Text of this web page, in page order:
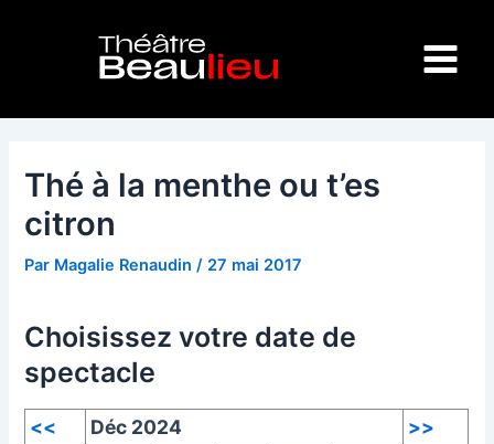
Menu
Thé à la menthe ou t’es
citron
Par Magalie Renaudin/ 27 mai 2017
Choisissez votre date de
spectacle
<< Déc 2024 >>